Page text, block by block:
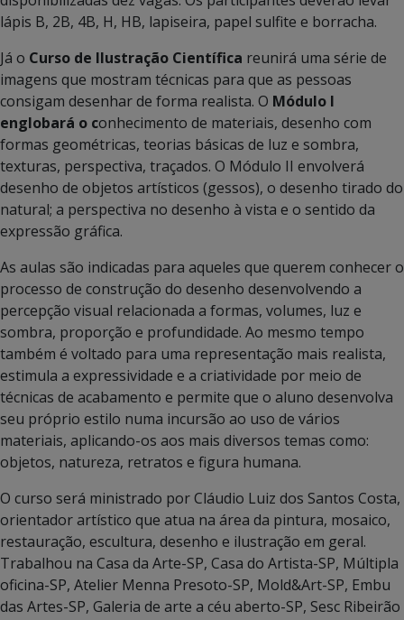
lápis B, 2B, 4B, H, HB, lapiseira, papel sulfite e borracha.
Já o Curso de Ilustração Científica reunirá uma série de
imagens que mostram técnicas para que as pessoas
consigam desenhar de forma realista. O Módulo I
englobará o conhecimento de materiais, desenho com
formas geométricas, teorias básicas de luz e sombra,
texturas, perspectiva, traçados. O Módulo II envolverá
desenho de objetos artísticos (gessos), o desenho tirado do
natural; a perspectiva no desenho à vista e o sentido da
expressão gráfica.
As aulas são indicadas para aqueles que querem conhecer o
processo de construção do desenho desenvolvendo a
percepção visual relacionada a formas, volumes, luz e
sombra, proporção e profundidade. Ao mesmo tempo
também é voltado para uma representação mais realista,
estimula a expressividade e a criatividade por meio de
técnicas de acabamento e permite que o aluno desenvolva
seu próprio estilo numa incursão ao uso de vários
materiais, aplicando-os aos mais diversos temas como:
objetos, natureza, retratos e figura humana.
O curso será ministrado por Cláudio Luiz dos Santos Costa,
orientador artístico que atua na área da pintura, mosaico,
restauração, escultura, desenho e ilustração em geral.
Trabalhou na Casa da Arte-SP, Casa do Artista-SP, Múltipla
oficina-SP, Atelier Menna Presoto-SP, Mold&Art-SP, Embu
das Artes-SP, Galeria de arte a céu aberto-SP, Sesc Ribeirão